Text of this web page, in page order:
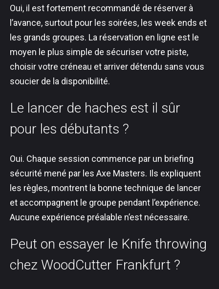
Oui, il est fortement recommandé de réserver à
l’avance, surtout pour les soirées, les week ends et
les grands groupes. La réservation en ligne est le
moyen le plus simple de sécuriser votre piste,
choisir votre créneau et arriver détendu sans vous
soucier de la disponibilité.
Le lancer de haches est il sûr
pour les débutants ?
Oui. Chaque session commence par un briefing
sécurité mené par les Axe Masters. Ils expliquent
les règles, montrent la bonne technique de lancer
et accompagnent le groupe pendant l’expérience.
Aucune expérience préalable n’est nécessaire.
Peut on essayer le Knife throwing
chez WoodCutter Frankfurt ?